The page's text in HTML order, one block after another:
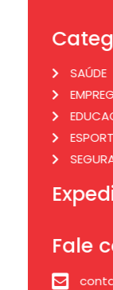
SAÚDE
Fale